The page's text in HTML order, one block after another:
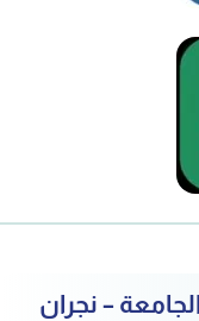
– نجران